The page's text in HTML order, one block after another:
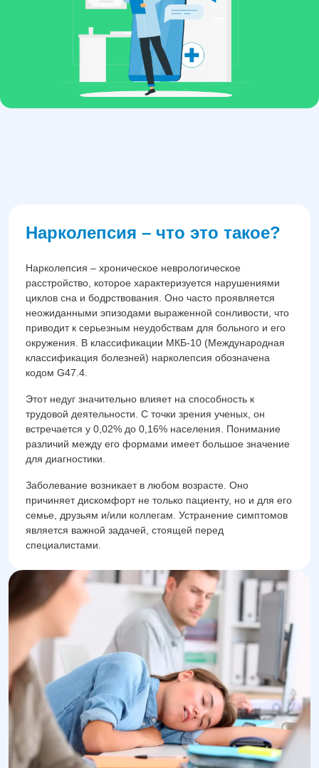
Нарколепсия – что это такое?
Нарколепсия – хроническое неврологическое
расстройство, которое характеризуется нарушениями
циклов сна и бодрствования. Оно часто проявляется
неожиданными эпизодами выраженной сонливости, что
приводит к серьезным неудобствам для больного и его
окружения. В классификации МКБ-10 (Международная
классификация болезней) нарколепсия обозначена
кодом G47.4.
Этот недуг значительно влияет на способность к
трудовой деятельности. С точки зрения ученых, он
встречается у 0,02% до 0,16% населения. Понимание
различий между его формами имеет большое значение
для диагностики.
Заболевание возникает в любом возрасте. Оно
причиняет дискомфорт не только пациенту, но и для его
семье, друзьям и/или коллегам. Устранение симптомов
является важной задачей, стоящей перед
специалистами.